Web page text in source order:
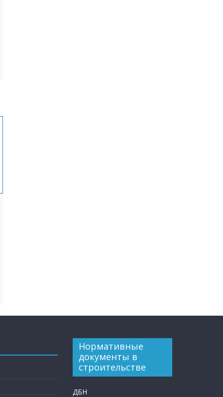
Нормативные
документы в
строительстве
ДБН